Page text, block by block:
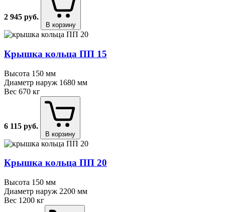
2 945 руб.
В корзину
Крышка кольца ПП 15
Высота 150 мм
Диаметр наруж 1680 мм
Вес 670 кг
6 115 руб.
В корзину
Крышка кольца ПП 20
Высота 150 мм
Диаметр наруж 2200 мм
Вес 1200 кг